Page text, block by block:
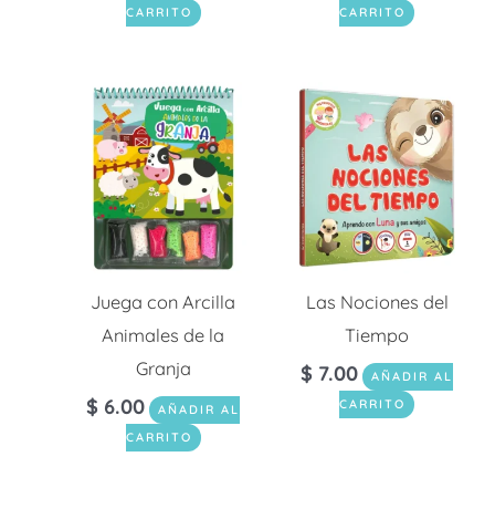
CARRITO
CARRITO
Juega con Arcilla
Animales de la
Granja
$ 6.00
AÑADIR AL
CARRITO
Las Nociones del
Tiempo
$ 7.00
AÑADIR AL
CARRITO